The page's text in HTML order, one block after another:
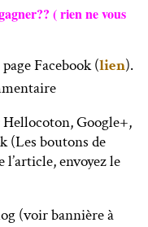
( rien ne vous
Facebook (lien).
Hellocoton, Google+,
(Les boutons de
l’article, envoyez le
(voir bannière à